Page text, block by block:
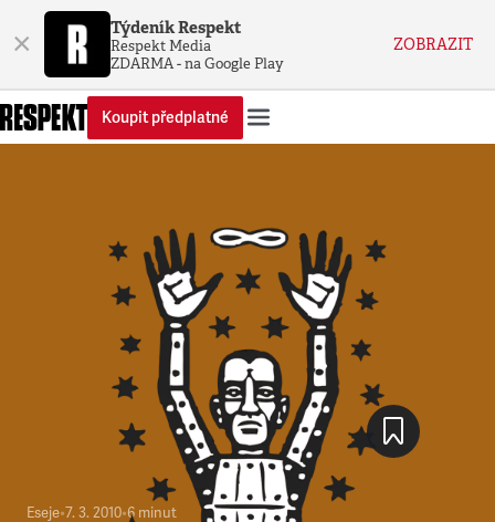
× Týdeník Respekt
Respekt Media
ZDARMA - na Google Play
ZOBRAZIT
Koupit předplatné
Eseje•7. 3. 2010•6 minut